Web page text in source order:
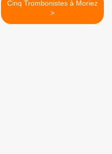
Cinq Trombonistes à Moriez
>